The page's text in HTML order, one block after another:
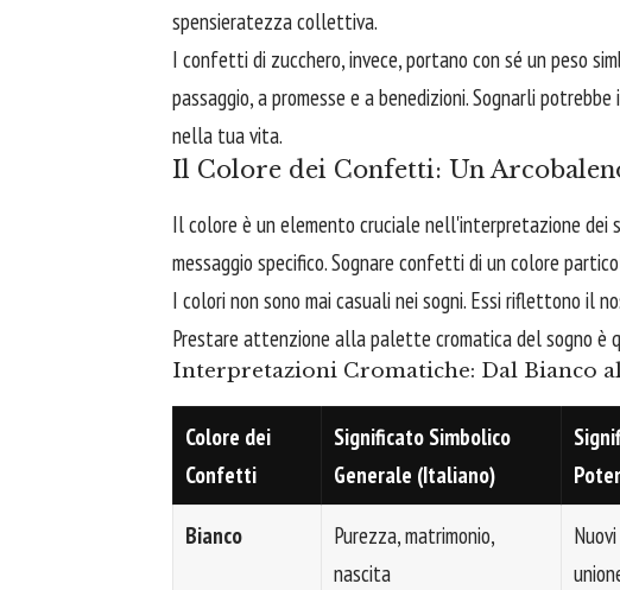
spensieratezza collettiva.
I confetti di zucchero, invece, portano con sé un peso
passaggio, a promesse e a benedizioni. Sognarli
nella tua vita.
Il Colore dei Confetti: Un
Il colore è un elemento cruciale nell'interpretazione dei
messaggio specifico. Sognare confetti di un colore
I colori non sono mai casuali nei sogni. Essi riflettono il
Prestare attenzione alla palette cromatica del sogno è
Interpretazioni Cromatiche: Dal Bianco
Colore dei
Confetti
Significato Simbolico
Generale (Italiano)
Bianco
Purezza, matrimonio,
nascita